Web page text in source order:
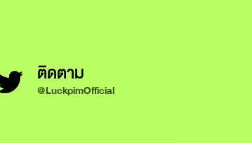
ติดตาม
@LuckpimOfficial